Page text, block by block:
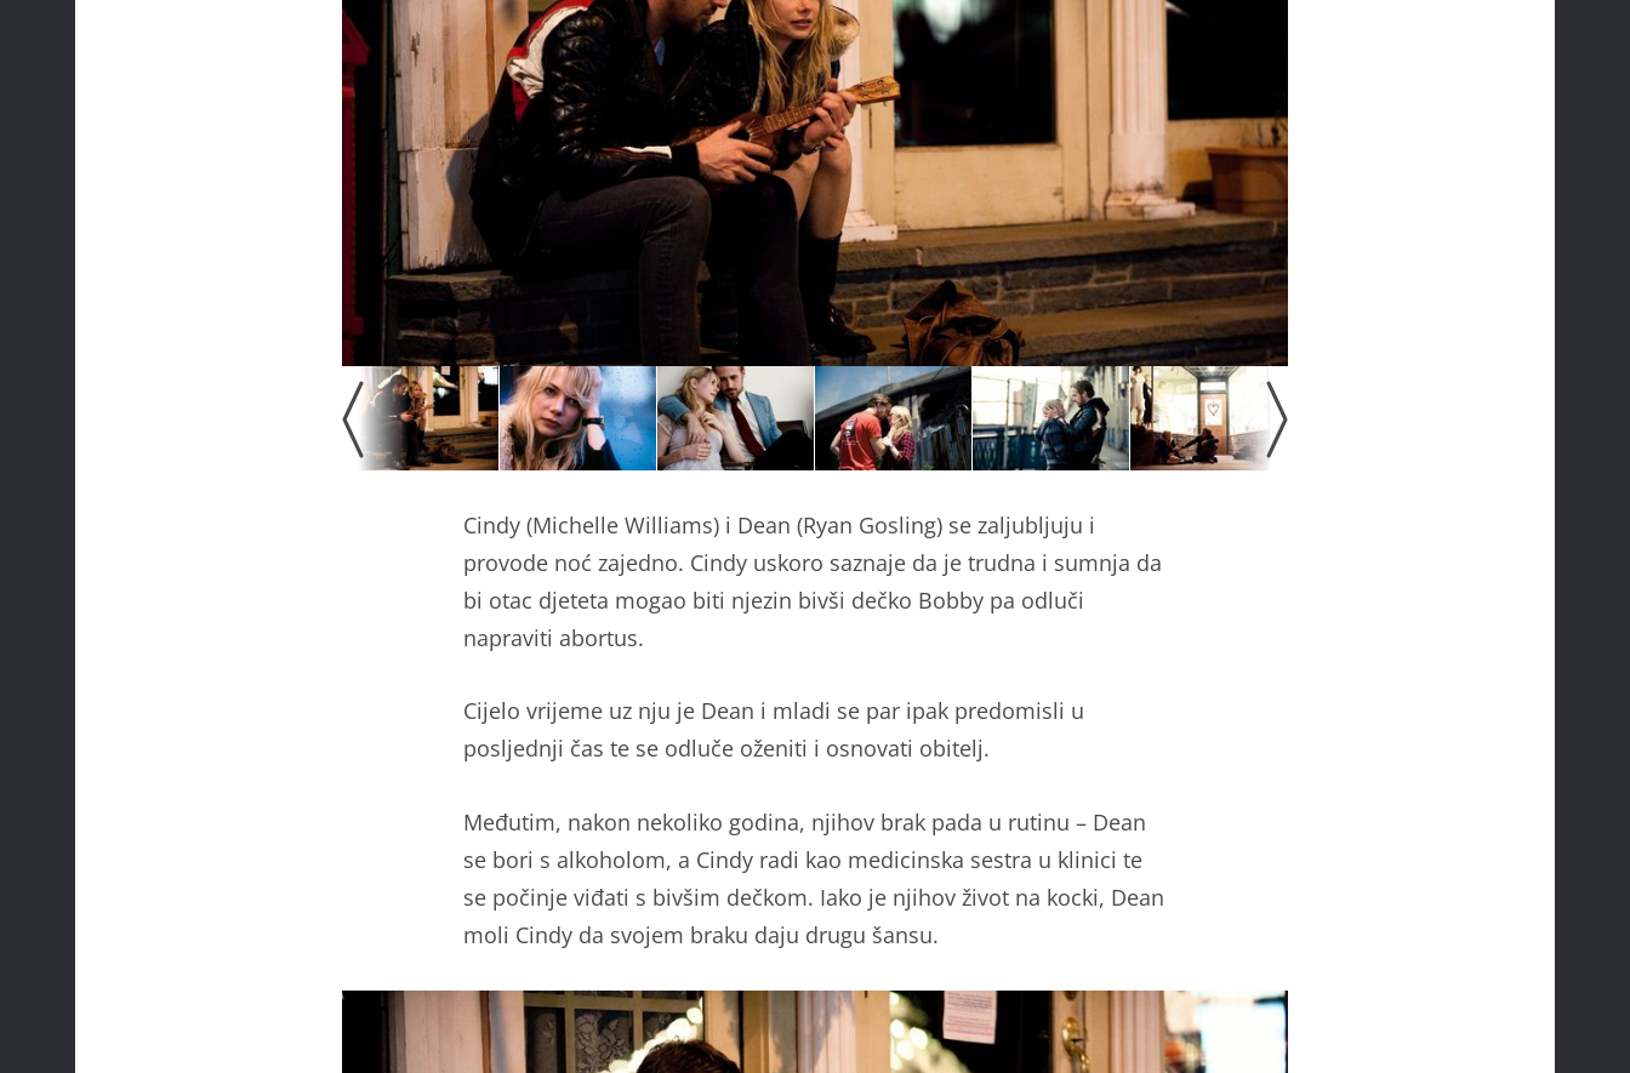
Cindy (Michelle Williams) i Dean (Ryan Gosling) se zaljubljuju i
provode noć zajedno. Cindy uskoro saznaje da je trudna i sumnja da
bi otac djeteta mogao biti njezin bivši dečko Bobby pa odluči
napraviti abortus.
Cijelo vrijeme uz nju je Dean i mladi se par ipak predomisli u
posljednji čas te se odluče oženiti i osnovati obitelj.
Međutim, nakon nekoliko godina, njihov brak pada u rutinu – Dean
se bori s alkoholom, a Cindy radi kao medicinska sestra u klinici te
se počinje viđati s bivšim dečkom. Iako je njihov život na kocki, Dean
moli Cindy da svojem braku daju drugu šansu.